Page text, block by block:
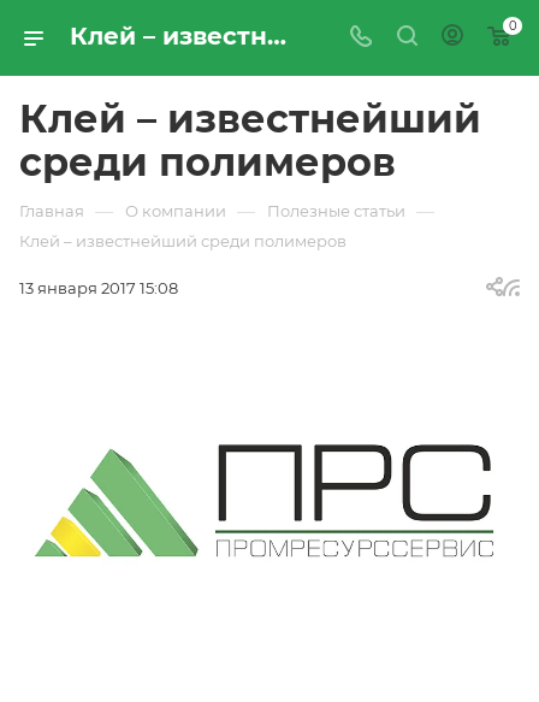
Клей – известнейший среди полимеров | Статьи от ООО «Промресурссервис» 0
Клей – известнейший
среди полимеров
Главная — О компании — Полезные статьи —
Клей – известнейший среди полимеров
13 января 2017 15:08